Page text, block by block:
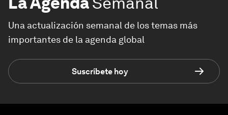
Una actualización semanal de los temas más
importantes de la agenda global
Suscríbete hoy